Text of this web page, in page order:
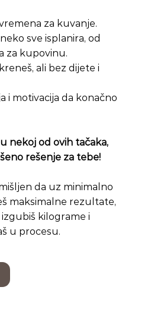
za kuvanje.
sve isplanira, od
za kupovinu.
ali bez dijete i
i motivacija da konačno
nekoj od ovih tačaka,
rešenje za tebe!​
da uz minimalno
maksimalne rezultate,
kilograme i
u procesu.